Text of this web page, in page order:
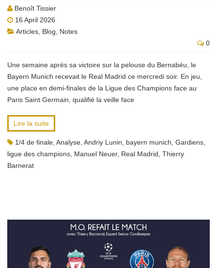
Benoît Tissier
16 April 2026
Articles Blog
Notes
0
Une semaine après sa victoire sur la pelouse du Bernabéu, le
Bayern Munich recevait le Real Madrid ce mercredi soir. En jeu,
une place en demi-finales de la Ligue des Champions face au
Paris Saint Germain, qualifié la veille face
Lire la suite
1/4 de finale Analyse Andriy Lunin bayern munich Gardiens
ligue des champions Manuel Neuer, Real Madrid Thierry
Barnerat